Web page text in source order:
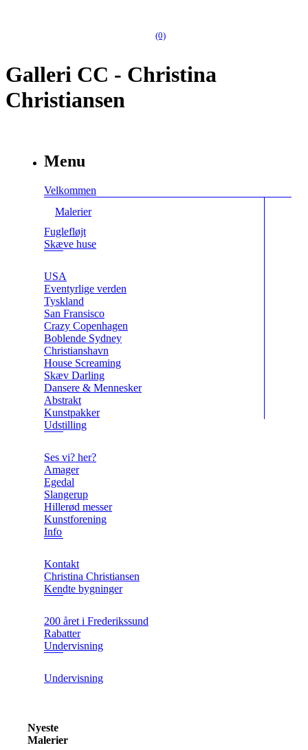
(0)
Galleri CC - Christina
Christiansen
Menu
Velkommen
Malerier
Fuglefløjt
Skæve huse
USA
Eventyrlige verden
Tyskland
San Fransisco
Crazy Copenhagen
Boblende Sydney
Christianshavn
House Screaming
Skæv Darling
Dansere & Mennesker
Abstrakt
Kunstpakker
Udstilling
Ses vi? her?
Amager
Egedal
Slangerup
Hillerød messer
Kunstforening
Info
Kontakt
Christina Christiansen
Kendte bygninger
200 året i Frederikssund
Rabatter
Undervisning
Undervisning
Nyeste
Malerier